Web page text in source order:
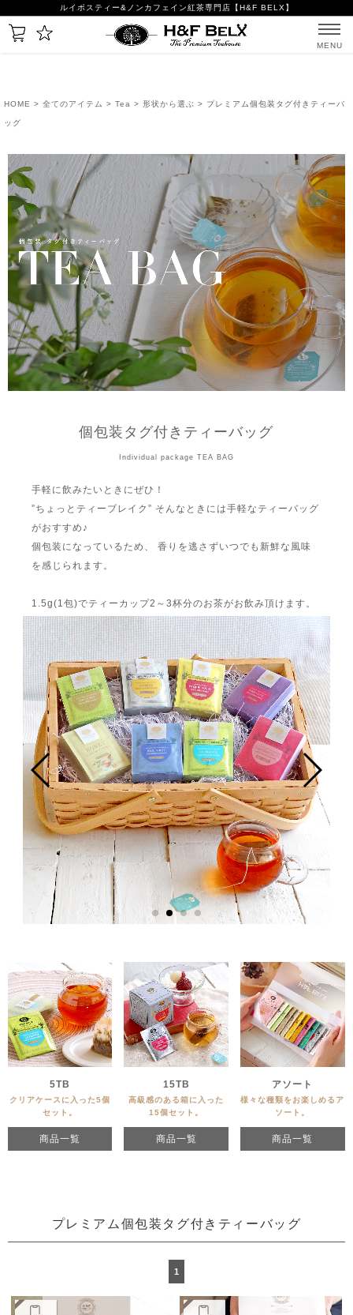
ルイボスティー&ノンカフェイン紅茶専門店【H&F BELX】
MENU
HOME > 全てのアイテム > Tea > 形状から選ぶ > プレミアム個包装タグ付きティーバ
ッグ
個包装タグ付きティーバッグ
Individual package TEA BAG
手軽に飲みたいときにぜひ！
”ちょっとティーブレイク” そんなときには手軽なティーバッグ
がおすすめ♪
個包装になっているため、 香りを逃さずいつでも新鮮な風味
を感じられます。
1.5g(1包)でティーカップ2～3杯分のお茶がお飲み頂けます。
5TB
クリアケースに入った5個
セット。
商品一覧
15TB
高級感のある箱に入った
15個セット。
商品一覧
アソート
様々な種類をお楽しめるア
ソート。
商品一覧
プレミアム個包装タグ付きティーバッグ
1